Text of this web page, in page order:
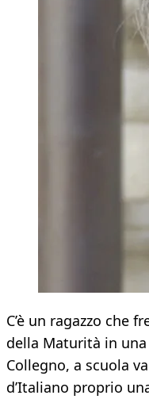
C’è un ragazzo che
della Maturità in
Collegno, a scuola
d’Italiano proprio